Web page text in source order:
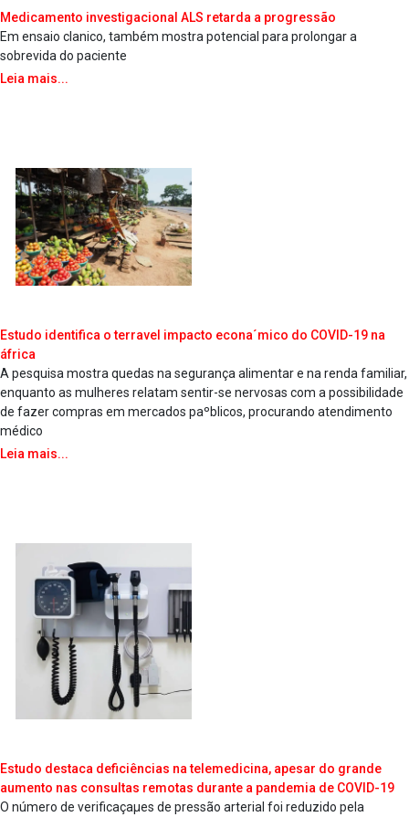
Medicamento investigacional ALS retarda a progressão
Em ensaio cla­nico, também mostra potencial para prolongar a
sobrevida do paciente
Leia mais...
Estudo identifica o terra­vel impacto econa´mico do COVID-19 na
áfrica
A pesquisa mostra quedas na segurança alimentar e na renda familiar,
enquanto as mulheres relatam sentir-se nervosas com a possibilidade
de fazer compras em mercados paºblicos, procurando atendimento
médico
Leia mais...
Estudo destaca deficiências na telemedicina, apesar do grande
aumento nas consultas remotas durante a pandemia de COVID-19
O número de verificaçaµes de pressão arterial foi reduzido pela